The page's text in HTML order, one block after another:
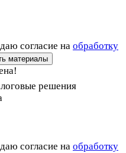
согласие на обработку
решения
согласие на обработку